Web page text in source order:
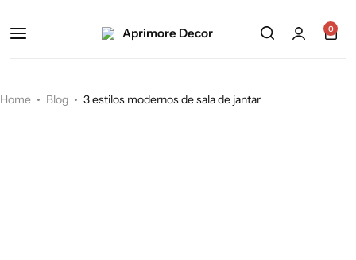
0
Home Blog 3 estilos modernos de sala de jantar